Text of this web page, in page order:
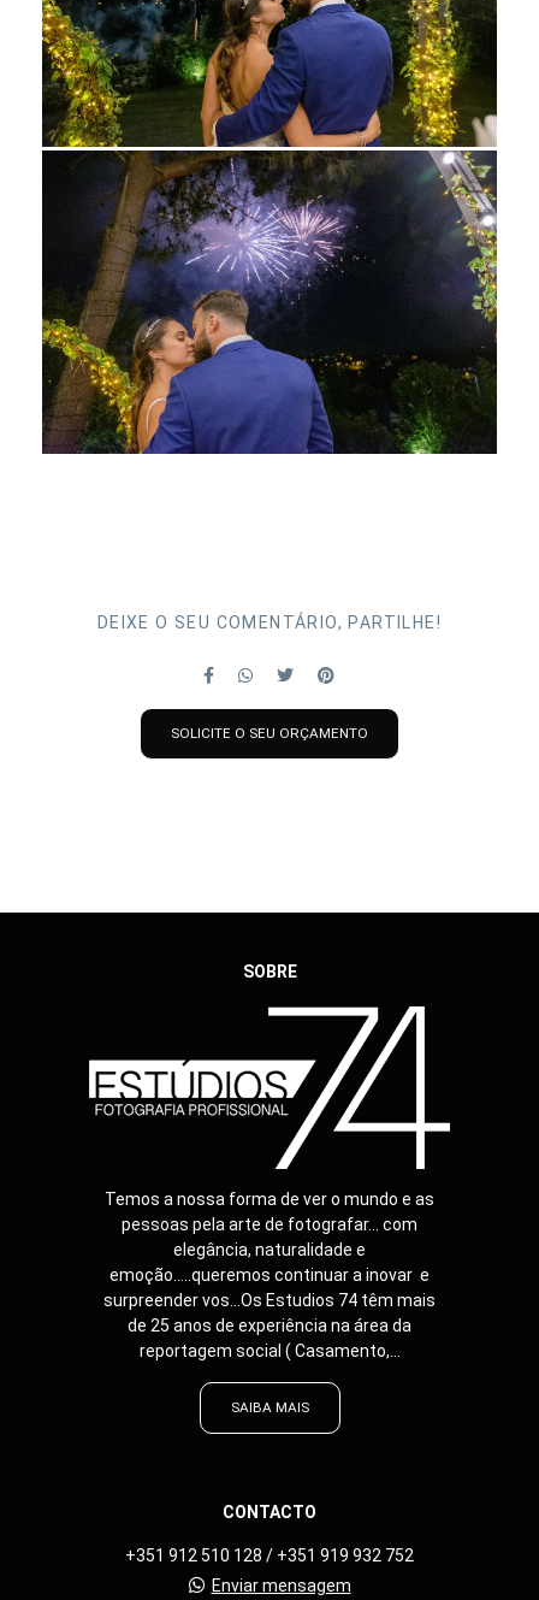
DEIXE O SEU COMENTÁRIO, PARTILHE!
SOLICITE O SEU ORÇAMENTO
SOBRE
Temos a nossa forma de ver o mundo e as
pessoas pela arte de fotografar... com
elegância, naturalidade e
emoção.....queremos continuar a inovar e
surpreender vos...Os Estudios 74 têm mais
de 25 anos de experiência na área da
reportagem social ( Casamento,...
SAIBA MAIS
CONTACTO
+351 912 510 128 / +351 919 932 752
Enviar mensagem